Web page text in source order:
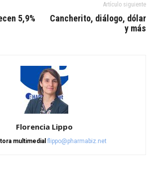
5,9%
Artículo siguiente
Cancherito, diálogo, dólar
y más
Florencia Lippo
multimedial flippo@pharmabiz.net